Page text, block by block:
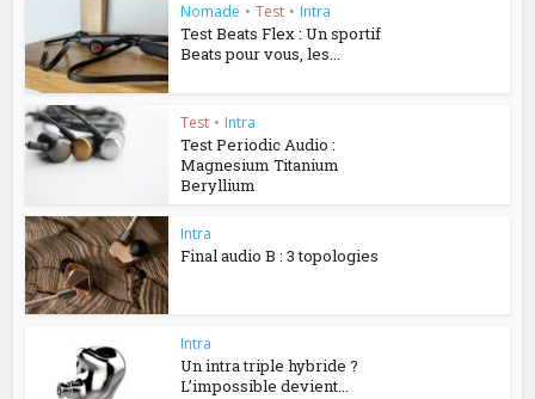
Nomade • Test • Intra
Test Beats Flex : Un sportif
Beats pour vous, les...
Test • Intra
Test Periodic Audio :
Magnesium Titanium
Beryllium
Intra
Final audio B : 3 topologies
Intra
Un intra triple hybride ?
L’impossible devient...